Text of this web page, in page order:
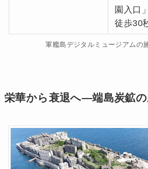
園入口
徒歩30
軍艦島デジタルミュージアムの
栄華から衰退へ―端島炭鉱の